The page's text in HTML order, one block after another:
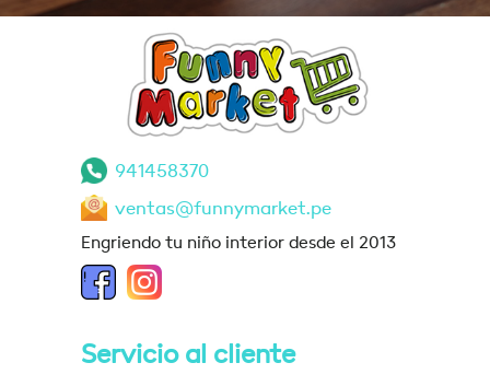
941458370
ventas@funnymarket.pe
Engriendo tu niño interior desde el 2013
Servicio al cliente